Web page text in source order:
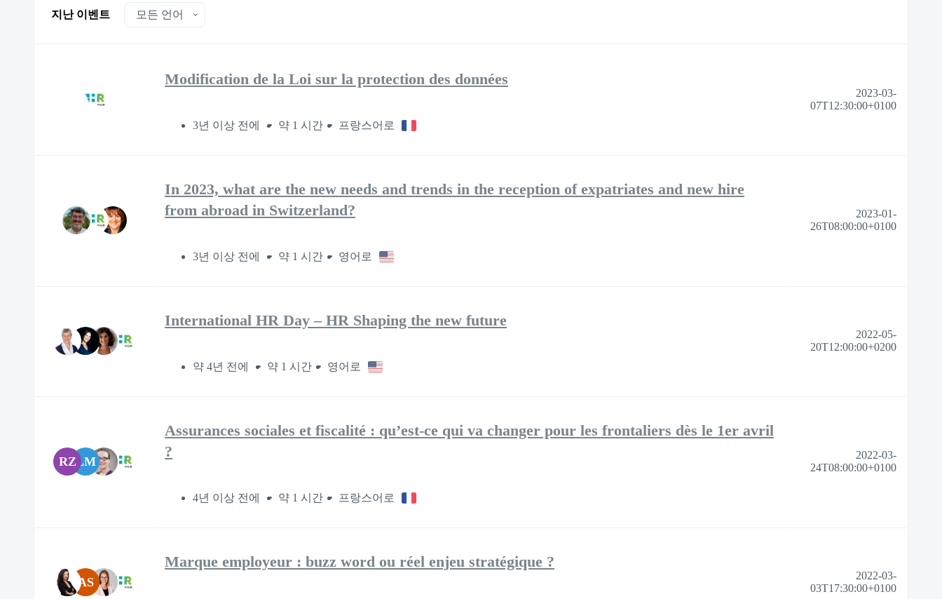
지난 이벤트
Modification de la Loi sur la protection des données
3년 이상 전에 약 1 시간 프랑스어로
2023-03-
07T12:30:00+0100
In 2023, what are the new needs and trends in the reception of expatriates and new hire
from abroad in Switzerland?
3년 이상 전에 약 1 시간 영어로
2023-01-
26T08:00:00+0100
International HR Day – HR Shaping the new future
약 4년 전에 약 1 시간 영어로
2022-05-
20T12:00:00+0200
RZLM
Assurances sociales et fiscalité : qu’est-ce qui va changer pour les frontaliers dès le 1er avril
?
4년 이상 전에 약 1 시간 프랑스어로
2022-03-
24T08:00:00+0100
AS
Marque employeur : buzz word ou réel enjeu stratégique ?
2022-03-
03T17:30:00+0100